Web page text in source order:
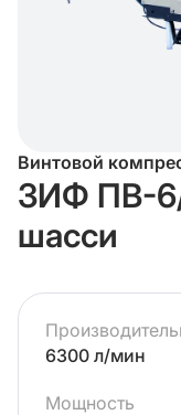
Винтовой
ЗИФ ПВ-6/
шасси
6300 л/мин
Мощность